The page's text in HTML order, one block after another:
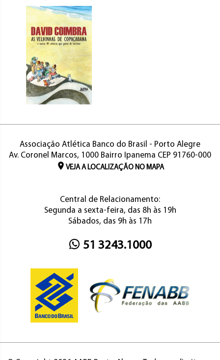
Associação Atlética Banco do Brasil - Porto Alegre
Av. Coronel Marcos, 1000 Bairro Ipanema CEP 91760-000
VEJA A LOCALIZAÇÃO NO MAPA
Central de Relacionamento:
Segunda a sexta-feira, das 8h às 19h
Sábados, das 9h às 17h
51 3243.1000